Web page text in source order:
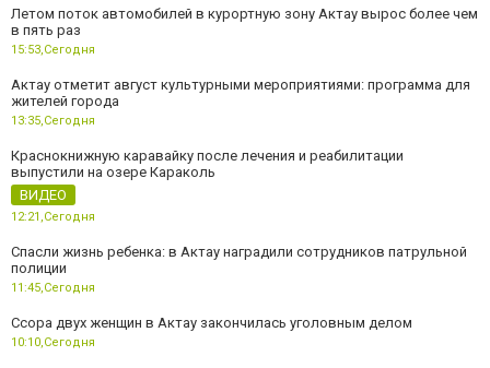
Летом поток автомобилей в курортную зону Актау вырос более чем
в пять раз
15:53,Сегодня
Актау отметит август культурными мероприятиями: программа для
жителей города
13:35,Сегодня
Краснокнижную каравайку после лечения и реабилитации
выпустили на озере Караколь
ВИДЕО
12:21,Сегодня
Спасли жизнь ребенка: в Актау наградили сотрудников патрульной
полиции
11:45,Сегодня
Ссора двух женщин в Актау закончилась уголовным делом
10:10,Сегодня